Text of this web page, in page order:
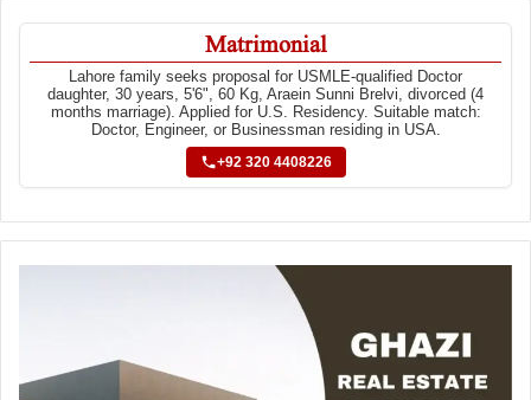
Matrimonial
Lahore family seeks proposal for USMLE-qualified Doctor
daughter, 30 years, 5'6", 60 Kg, Araein Sunni Brelvi, divorced (4
months marriage). Applied for U.S. Residency. Suitable match:
Doctor, Engineer, or Businessman residing in USA.
+92 320 4408226